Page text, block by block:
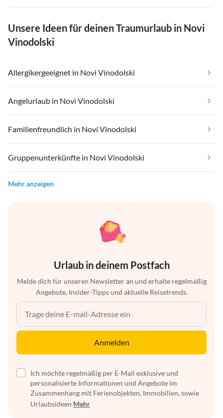
Unsere Ideen für deinen Traumurlaub in Novi
Vinodolski
Allergikergeeignet in Novi Vinodolski
Angelurlaub in Novi Vinodolski
Familienfreundlich in Novi Vinodolski
Gruppenunterkünfte in Novi Vinodolski
Mehr anzeigen
Urlaub in deinem Postfach
Melde dich für unseren Newsletter an und erhalte regelmäßig
Angebote, Insider-Tipps und aktuelle Reisetrends.
Anmelden
Ich möchte regelmäßig per E-Mail exklusive und
personalisierte Informationen und Angebote im
Zusammenhang mit Ferienobjekten, Immobilien, sowie
Urlaubsideen Mehr